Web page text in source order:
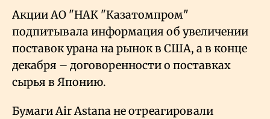
Акции АО "НАК "Казатомпром"
подпитывала информация об увеличении
поставок урана на рынок в США, а в конце
декабря – договоренности о поставках
сырья в Японию.
Бумаги Air Astana не отреагировали